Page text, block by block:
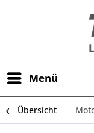
Menü
Übersicht